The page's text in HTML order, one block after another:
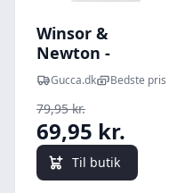
Winsor &
Newton -
Oliemaling -
Artists - Gold 37
Ml
Gucca.dk Bedste pris
79,95 kr.
69,95 kr.
Til butik